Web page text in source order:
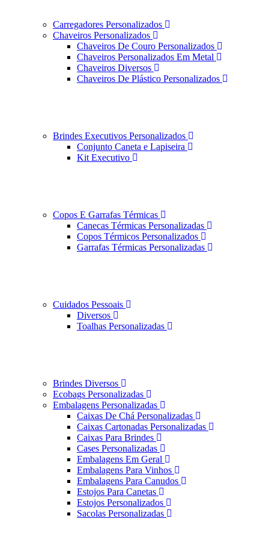
Carregadores Personalizados
Chaveiros Personalizados
Chaveiros De Couro Personalizados
Chaveiros Personalizados Em Metal
Chaveiros Diversos
Chaveiros De Plástico Personalizados
Brindes Executivos Personalizados
Conjunto Caneta e Lapiseira
Kit Executivo
Copos E Garrafas Térmicas
Canecas Térmicas Personalizadas
Copos Térmicos Personalizados
Garrafas Térmicas Personalizadas
Cuidados Pessoais
Diversos
Toalhas Personalizadas
Brindes Diversos
Ecobags Personalizadas
Embalagens Personalizadas
Caixas De Chá Personalizadas
Caixas Cartonadas Personalizadas
Caixas Para Brindes
Cases Personalizadas
Embalagens Em Geral
Embalagens Para Vinhos
Embalagens Para Canudos
Estojos Para Canetas
Estojos Personalizados
Sacolas Personalizadas